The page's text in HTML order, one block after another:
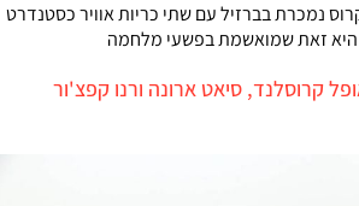
נמכרת בברזיל עם שתי כריות אוויר כסטנדרט
זאת שמואשמת בפשעי מלחמה
קרוסלנד, סיאט ארונה ורנו קפצ'ור